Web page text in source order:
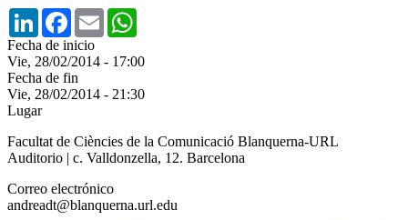
LinkedInFacebook
Email
Fecha de inicio
Vie, 28/02/2014 - 17:00
Fecha de fin
Vie, 28/02/2014 - 21:30
Lugar
Facultat de Ciències de la Comunicació Blanquerna-URL
Auditorio | c. Valldonzella, 12. Barcelona
Correo electrónico
andreadt@blanquerna.url.edu